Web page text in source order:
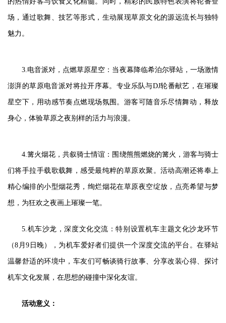
场，通过歌舞、技艺等形式，生动展现草原文化的源远流长与独特
魅力。
3.电音派对，点燃草原星空：当夜幕降临希泊尔驿站，一场激情
澎湃的草原电音派对将拉开序幕。专业乐队与DJ轮番献艺，在璀璨
星空下，用动感节奏点燃现场氛围。游客可随音乐尽情舞动，释放
身心，体验草原之夜别样的活力与浪漫。
4.篝火烟花，共叙骑士情谊：围绕熊熊燃烧的篝火，游客与骑士
们将手拉手载歌载舞，感受最纯粹的草原欢聚。活动高潮还将奉上
精心编排的小型烟花秀，绚烂烟花在草原夜空绽放，点亮希望与梦
想，为狂欢之夜画上璀璨一笔。
5.机车沙龙，深度文化交流：特别设置机车主题文化沙龙环节
（8月9日晚），为机车爱好者们提供一个深度交流的平台。在驿站
温馨舒适的环境中，车友们可畅谈骑行故事、分享改装心得、探讨
机车文化发展，在思想的碰撞中深化友谊。
活动意义：